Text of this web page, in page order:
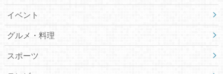
イベント
グルメ・料理
スポーツ